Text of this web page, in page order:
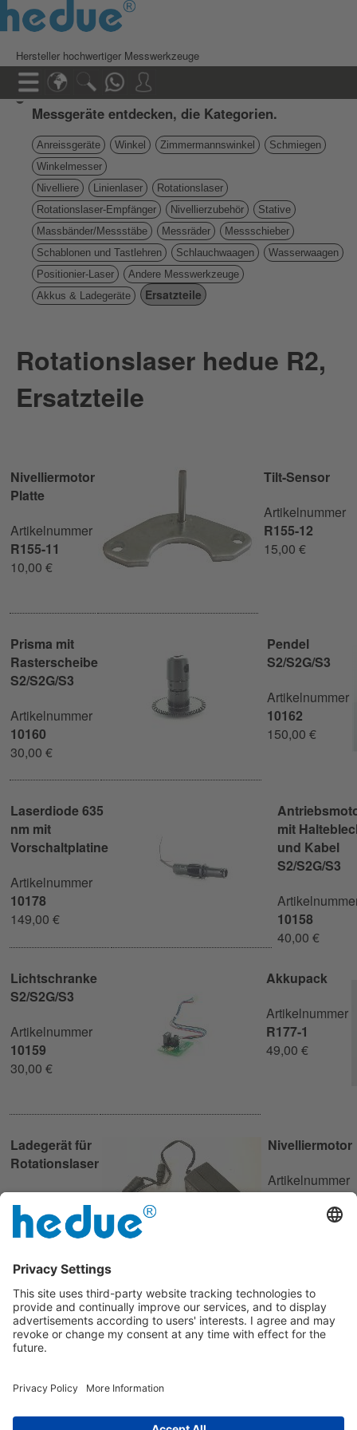
Hersteller hochwertiger Messwerkzeuge
Messgeräte entdecken, die Kategorien.
Anreissgeräte Winkel Zimmermannswinkel
Schmiegen
Winkelmesser
Nivelliere
Linienlaser
Rotationslaser
Rotationslaser-Empfänger
Nivellierzubehör
Stative
Massbänder/Messstäbe
Messräder
Messschieber
Schablonen und Tastlehren
Schlauchwaagen
Wasserwaagen
Positionier-Laser
Andere Messwerkzeuge
Akkus & Ladegeräte
Ersatzteile
Rotationslaser hedue R2,
Ersatzteile
Nivelliermotor
Platte
Artikelnummer
R155-11
10,00 €
Tilt-Sensor
Artikelnummer
R155-12
15,00 €
Prisma mit
Rasterscheibe
S2/S2G/S3
Artikelnummer
10160
30,00 €
Pendel
S2/S2G/S3
Artikelnummer
10162
150,00 €
Laserdiode 635
nm mit
Vorschaltplatine
Artikelnummer
10178
149,00 €
mit
und Kabel
S2/S2G/S3
10158
40,00 €
Lichtschranke
S2/S2G/S3
Artikelnummer
10159
30,00 €
Akkupack
Artikelnummer
R177-1
49,00 €
Ladegerät für
Rotationslaser
Artikelnummer
R154-3
24,90 €
Nivelliermotor
Artikelnummer
R155-10
Sticker R2
Artikelnummer
10,00 €
Steuerungsplatine
R2